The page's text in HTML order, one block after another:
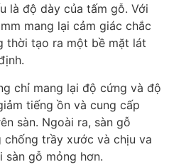
là độ dày của tấm gỗ. Với
mang lại cảm giác chắc
thời tạo ra một bề mặt lát
chỉ mang lại độ cứng và độ
tiếng ồn và cung cấp
sàn. Ngoài ra, sàn gỗ
chống trầy xước và chịu va
gỗ mỏng hơn.